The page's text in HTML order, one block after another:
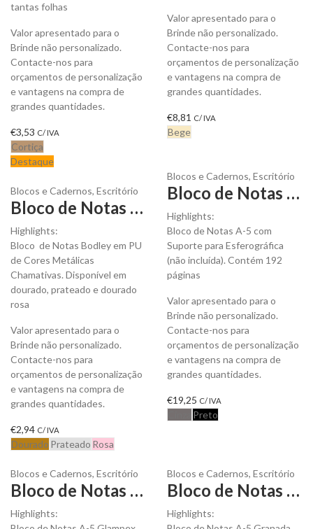
tantas folhas
Valor apresentado para o
Brinde não personalizado.
Contacte-nos para
orçamentos de personalização
e vantagens na compra de
grandes quantidades.
€3,53 C/ IVA
Cortiça
Valor apresentado para o
Brinde não personalizado.
Contacte-nos para
orçamentos de personalização
e vantagens na compra de
grandes quantidades.
€8,81 C/ IVA
Bege
Destaque
Blocos e Cadernos, Escritório
Bloco de Notas Bodley A-5 em PU de Cores Metálicas para Personalizar
Highlights:
Bloco de Notas Bodley em PU
de Cores Metálicas
Chamativas. Disponível em
dourado, prateado e dourado
rosa
Valor apresentado para o
Brinde não personalizado.
Contacte-nos para
orçamentos de personalização
e vantagens na compra de
grandes quantidades.
€2,94 C/ IVA
Dourado Prateado Rosa
Blocos e Cadernos, Escritório
Bloco de Notas A-5 com Suporte para Esferográfica para Personalizar
Highlights:
Bloco de Notas A-5 com
Suporte para Esferográfica
(não incluída). Contém 192
páginas
Valor apresentado para o
Brinde não personalizado.
Contacte-nos para
orçamentos de personalização
e vantagens na compra de
grandes quantidades.
€19,25 C/ IVA
Preto
Blocos e Cadernos, Escritório
Bloco de Notas A-5 Glampex para Personalizar
Highlights:
Blocos e Cadernos, Escritório
Bloco de Notas A-5 Granada Perpétuo para Personalizar
Highlights: